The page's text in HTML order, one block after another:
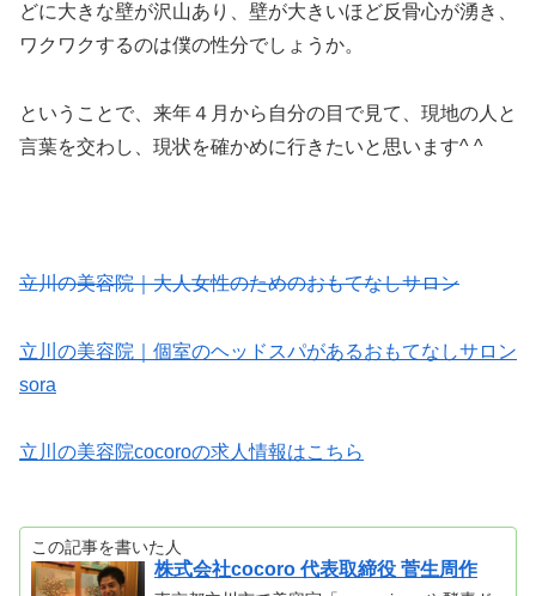
どに大きな壁が沢山あり、壁が大きいほど反骨心が湧き、
ワクワクするのは僕の性分でしょうか。
ということで、来年４月から自分の目で見て、現地の人と
言葉を交わし、現状を確かめに行きたいと思います^ ^
立川の美容院｜大人女性のためのおもてなしサロン
立川の美容院｜個室のヘッドスパがあるおもてなしサロン
sora
立川の美容院cocoroの求人情報はこちら
この記事を書いた人
株式会社cocoro 代表取締役 菅生周作